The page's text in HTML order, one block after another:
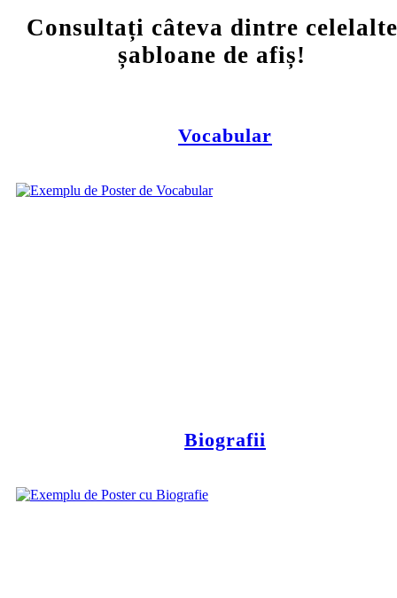
Consultați câteva dintre celelalte
șabloane de afiș!
Vocabular
Biografii